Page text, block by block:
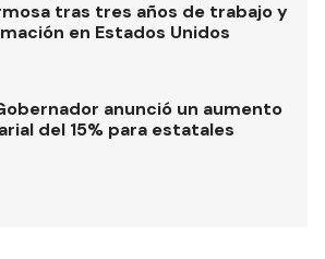
tras tres años de trabajo y
en Estados Unidos
anunció un aumento
del 15% para estatales